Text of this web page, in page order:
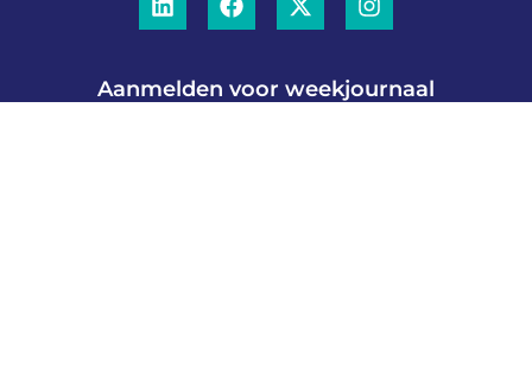
Aanmelden voor weekjournaal